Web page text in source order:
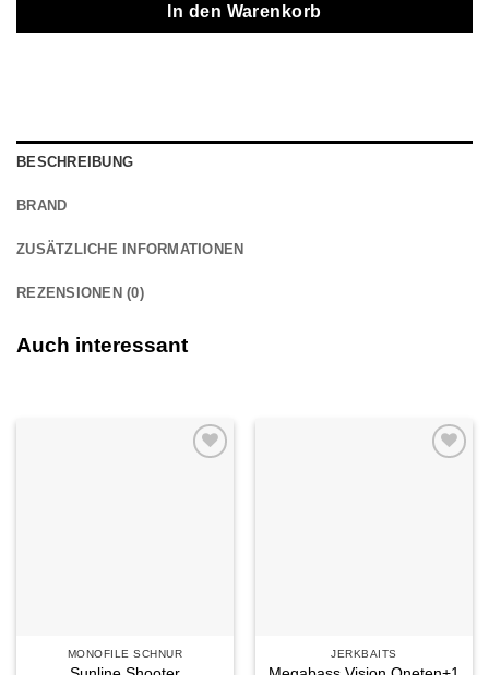
In den Warenkorb
BESCHREIBUNG
BRAND
ZUSÄTZLICHE INFORMATIONEN
REZENSIONEN (0)
Auch interessant
MONOFILE SCHNUR JERKBAITS